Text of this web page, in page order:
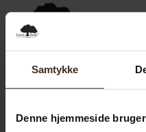
Samtykke
Denne hjemmeside